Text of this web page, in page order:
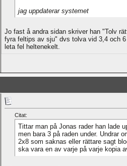
jag uppdaterar systemet
Jo fast å andra sidan skriver han "Tolv
fyra feltips av sju" dvs tolva vid 3,4 och
leta fel heltenekelt.
Citat:
Tittar man på Jonas rader han lade
men bara 3 på raden under. Undrar
2x8 som saknas eller rättare sagt
ska vara en av varje på varje kopia